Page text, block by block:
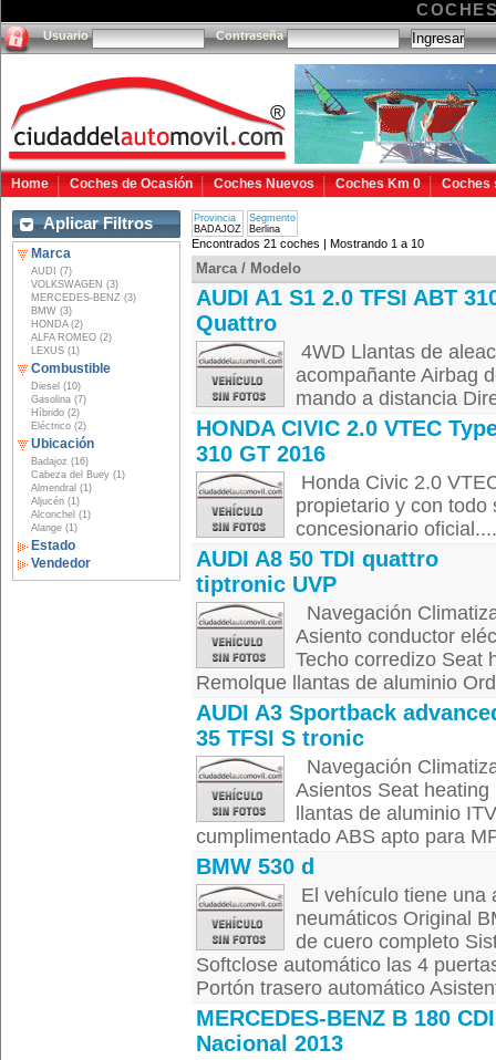
Usuario Contraseña
Home Coches de Ocasión Coches Nuevos Coches Km 0 Coches
Aplicar Filtros
Marca
AUDI (7)
VOLKSWAGEN (3)
MERCEDES-BENZ (3)
BMW (3)
HONDA (2)
ALFA ROMEO (2)
LEXUS (1)
Combustible
Diesel (10)
Gasolina (7)
Híbrido (2)
Eléctrico (2)
Ubicación
Badajoz (16)
Cabeza del Buey (1)
Almendral (1)
Aljucén (1)
Alconchel (1)
Alange (1)
Estado
Vendedor
Provincia
BADAJOZ
Segmento
Berlina
Encontrados 21 coches | Mostrando 1 a 10
Marca / Modelo
AUDI A1 S1 2.0 TFSI ABT
Quattro
4WD Llantas de
acompañante Airbag
mando a distancia
HONDA CIVIC 2.0 VTEC
310 GT 2016
Honda Civic 2.0
propietario y con todo
concesionario oficial....
AUDI A8 50 TDI quattro
tiptronic UVP
Navegación
Asiento conductor
Techo corredizo Seat
Remolque llantas de aluminio
AUDI A3 Sportback
35 TFSI S tronic
Navegación
Asientos Seat
llantas de aluminio
cumplimentado ABS apto para
BMW 530 d
El vehículo tiene una
neumáticos Original
de cuero completo
Softclose automático las 4
Portón trasero automático
MERCEDES-BENZ B 180 CDI
Nacional 2013